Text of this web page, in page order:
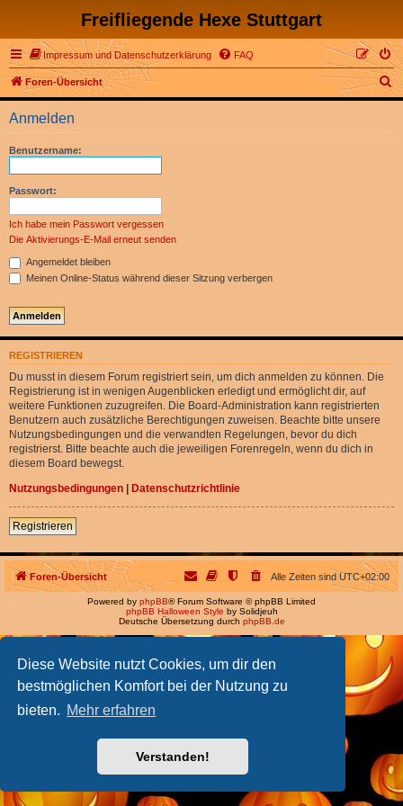
Diese Website nutzt Cookies, um dir den
bestmöglichen Komfort bei der Nutzung zu
bieten. Mehr erfahren
Verstanden!
Freifliegende Hexe Stuttgart
Impressum und Datenschutzerklärung FAQ
Foren-Übersicht
S
u
Anmelden
Benutzername:
Passwort:
Ich habe mein Passwort vergessen
Die Aktivierungs-E-Mail erneut senden
Angemeldet bleiben
Meinen Online-Status während dieser Sitzung verbergen
REGISTRIEREN
Du musst in diesem Forum registriert sein, um dich anmelden zu können. Die
Registrierung ist in wenigen Augenblicken erledigt und ermöglicht dir, auf
weitere Funktionen zuzugreifen. Die Board-Administration kann registrierten
Benutzern auch zusätzliche Berechtigungen zuweisen. Beachte bitte unsere
Nutzungsbedingungen und die verwandten Regelungen, bevor du dich
registrierst. Bitte beachte auch die jeweiligen Forenregeln, wenn du dich in
diesem Board bewegst.
Nutzungsbedingungen | Datenschutzrichtlinie
Registrieren
Foren-Übersicht Alle Zeiten sindUTC+02:00
Powered by phpBB® Forum Software © phpBB Limited
phpBB Halloween Style by Solidjeuh
Deutsche Übersetzung durch phpBB.de